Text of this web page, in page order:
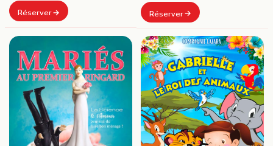
Réserver Réserver